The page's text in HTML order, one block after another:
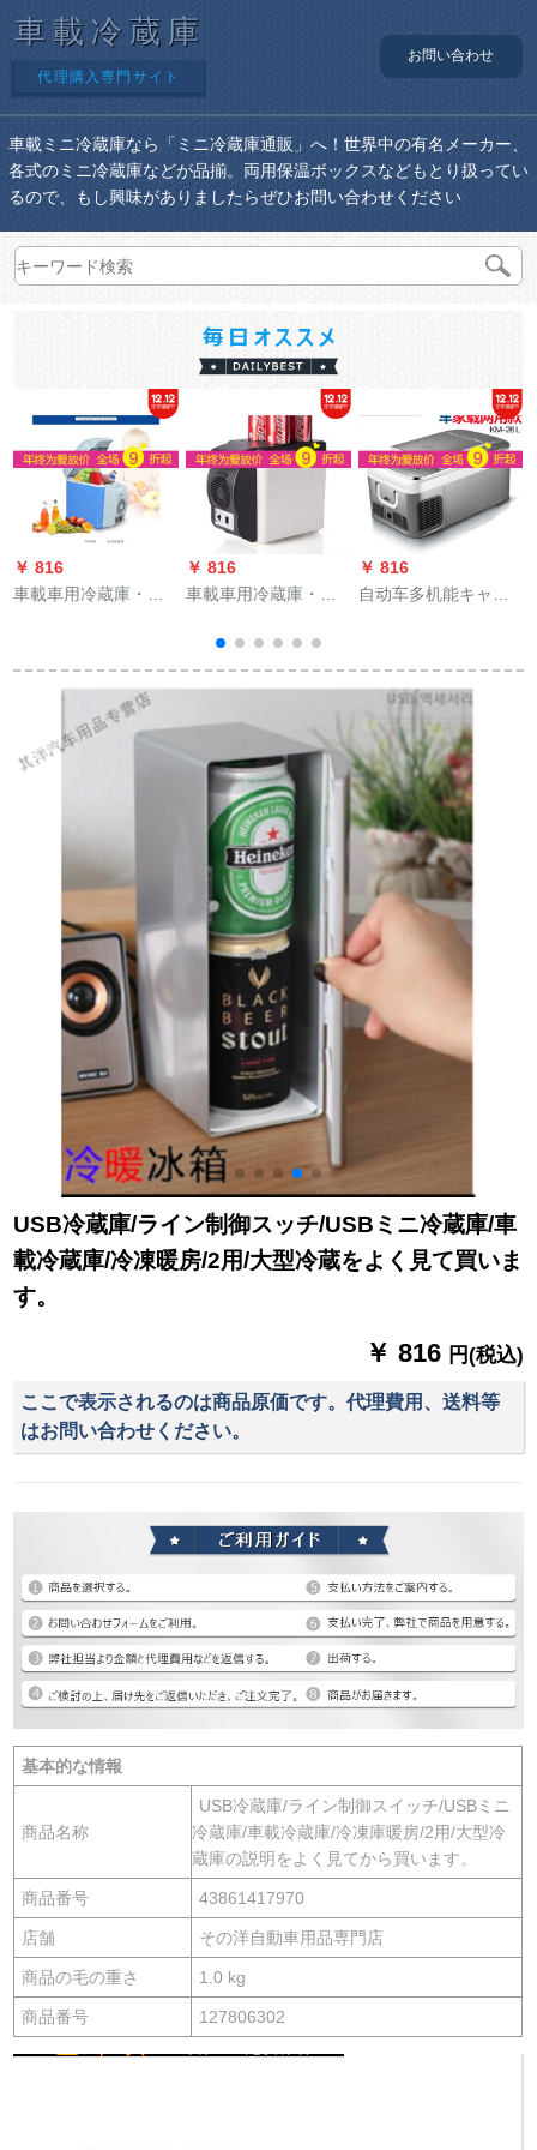
車載冷蔵庫
代理購入専門サイト
お問い合わせ
車載ミニ冷蔵庫なら「ミニ冷蔵庫通販」へ！世界中の有名メーカー、
各式のミニ冷蔵庫などが品揃。両用保温ボックスなどもとり扱ってい
るので、もし興味がありましたらぜひお問い合わせください
￥ 816
車載車用冷蔵庫・冷
載冷蔵庫両用12小型
ハウス冷房蔵保温電
気220 Vと12 V【自家
用車両用】7.5 L
￥ 816
車載車用冷蔵庫・ア
12 V【車用】冷蔵庫6
L【黒】
￥ 816
自动车多机能キャデ
サーカーの家庭用冷
冻蔵蔵12 V小型ミニ
冷蔵库を兼用してい
ます。
USB冷蔵庫/ライン制御スッチ/USBミニ冷蔵庫/車
載冷蔵庫/冷凍暖房/2用/大型冷蔵をよく見て買いま
す。
￥ 816 円(税込)
ここで表示されるのは商品原価です。代理費用、送料等
はお問い合わせください。
基本的な情報
商品名称
USB冷蔵庫/ライン制御スイッチ/USBミニ
冷蔵庫/車載冷蔵庫/冷凍庫暖房/2用/大型冷
蔵庫の説明をよく見てから買います。
商品番号 43861417970
店舗 その洋自動車用品専門店
商品の毛の重さ 1.0 kg
商品番号 127806302